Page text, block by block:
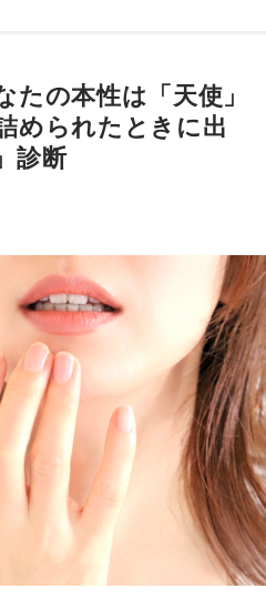
木直人、高見侑里
by TOYOTA
高見侑里
beat/
ム「JFN Pods」ではスペシャ
スで結果を残していないコン
ぴーすがよく愚痴をこぼしてい
てくれないんだって（笑）」
拶されないことがまったくな
つ、「ぐりんぴーすがそう言
？ 風紀が乱れているかどうか」
ぐりんぴーすさんが言っている
ちだと思うんですけど……たぶ
していないと思います」と苦笑
と尋ねると、カミムラは「こん
ど、（ぐりんぴーすさんが）ど
だと思います」と正直に語り
、この世界に入ったら俺だって
い人にも一応挨拶するじゃな
らさ」と持論を語ります。その
たの本性は「天使」
められたときに出
診断